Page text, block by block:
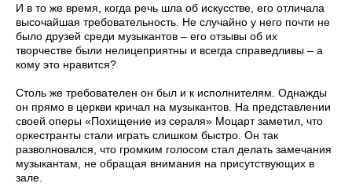
И в то же время, когда речь шла об искусстве, его отличала
высочайшая требовательность. Не случайно у него почти не
было друзей среди музыкантов – его отзывы об их
творчестве были нелицеприятны и всегда справедливы – а
кому это нравится?
Столь же требователен он был и к исполнителям. Однажды
он прямо в церкви кричал на музыкантов. На представлении
своей оперы «Похищение из сераля» Моцарт заметил, что
оркестранты стали играть слишком быстро. Он так
разволновался, что громким голосом стал делать замечания
музыкантам, не обращая внимания на присутствующих в
зале.